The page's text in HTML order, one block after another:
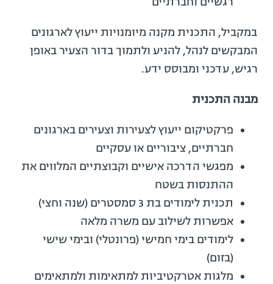
במקביל, התכנית מקנה מיומנויות ייעוץ לארגונים
המבקשים לנהל, להניע ולתמוך בדור הצעיר באופן
רגיש, עדכני ומבוסס ידע.
מבנה התכנית
פרקטיקום ייעוץ לצעירות וצעירים בארגונים
חברתיים, ציבוריים או עסקיים
מפגשי הדרכה אישיים וקבוצתיים המלווים את
ההתנסות בשטח
תכנית לימודים בת 3 סמסטרים (שנה וחצי)
אפשרות לשילוב עם משרה מלאה
לימודים בימי חמישי (פרונטלי) ובימי שישי
(בזום)
מלגות אטרקטיביות למתאימות ולמתאימים